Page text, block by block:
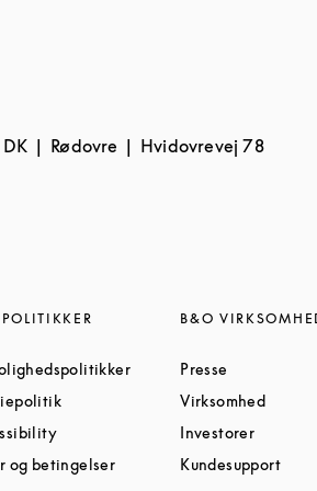
DK Rødovre Hvidovrevej 78
Link Opens in New Tab
Link Opens in New Tab
Link Opens in New Tab
og betingelserLink Opens in New Tab
B&O
Presse
VirksomhedLink
InvestorerLink
KundesupportLink